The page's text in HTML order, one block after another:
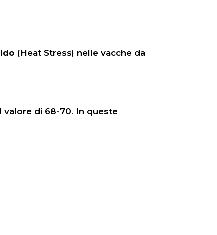
(Heat Stress) nelle vacche da
valore di 68-70. In queste